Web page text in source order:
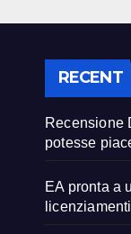
RECENT
Recensione
potesse
EA pronta a